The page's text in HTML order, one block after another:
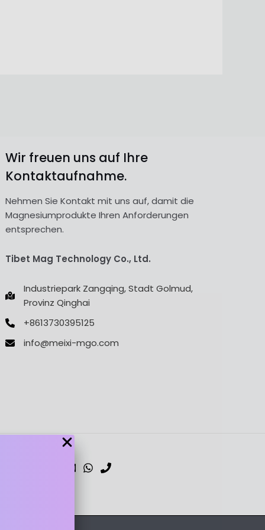
Wir freuen uns auf Ihre
Kontaktaufnahme.
Nehmen Sie Kontakt mit uns auf, damit die
Magnesiumprodukte Ihren Anforderungen
entsprechen.
Tibet Mag Technology Co., Ltd.
Industriepark Zangqing, Stadt Golmud,
Provinz Qinghai
+8613730395125
info@meixi-mgo.com